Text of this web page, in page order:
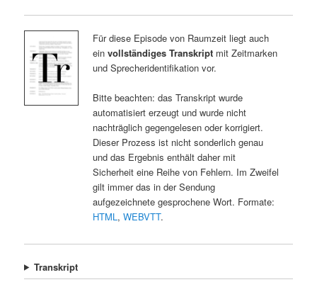
Für diese Episode von Raumzeit liegt auch
ein vollständiges Transkriptmit Zeitmarken
und Sprecheridentifikation vor.
Bitte beachten: das Transkript wurde
automatisiert erzeugt und wurde nicht
nachträglich gegengelesen oder korrigiert.
Dieser Prozess ist nicht sonderlich genau
und das Ergebnis enthält daher mit
Sicherheit eine Reihe von Fehlern. Im Zweifel
gilt immer das in der Sendung
aufgezeichnete gesprochene Wort. Formate:
HTML, WEBVTT.
Transkript